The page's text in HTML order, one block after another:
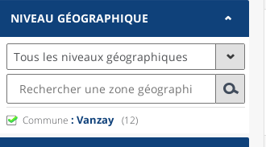
NIVEAU GÉOGRAPHIQUE
Tous les niveaux géographiques
Commune : Vanzay (12)